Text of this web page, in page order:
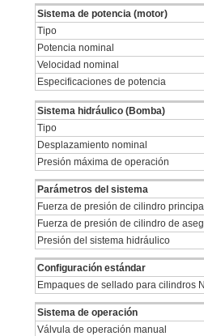
Sistema de potencia (motor)
Tipo
Potencia nominal
Velocidad nominal
Especificaciones de potencia
Sistema hidráulico (Bomba)
Tipo
Desplazamiento nominal
Presión máxima de operación
Parámetros del sistema
Fuerza de presión de cilindro
Fuerza de presión de cilindro de
Presión del sistema hidráulico
Configuración estándar
Empaques de sellado para cilindros
Sistema de operación
Válvula de operación manual